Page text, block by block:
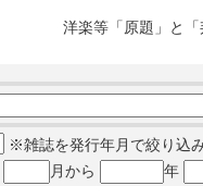
洋楽等「原題」と
※雑誌を発行年月で絞り込
月から 年